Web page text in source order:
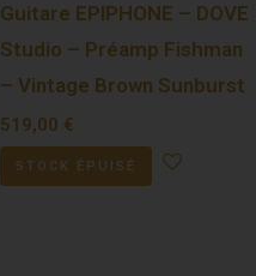
Guitare EPIPHONE – DOVE
Studio – Préamp Fishman
– Vintage Brown Sunburst
519,00 €
STOCK ÉPUISÉ